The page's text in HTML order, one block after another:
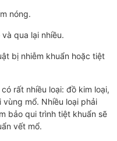
nóng.
qua lại nhiều.
bị nhiễm khuẩn hoặc tiệt
rất nhiều loại: đồ kim loại,
mổ. Nhiều loại phải
bảo qui trình tiệt khuẩn sẽ
vết mổ.